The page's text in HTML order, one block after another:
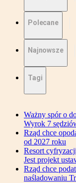
Polecane
Najnowsze
Tagi
Ważny spór o
Wyrok 7
Rząd chce
od 2027 roku
Resort
Jest projekt
Rząd chce
naśladowaniu